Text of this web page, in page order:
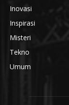
Inovasi
Inspirasi
Misteri
Tekno
Umum